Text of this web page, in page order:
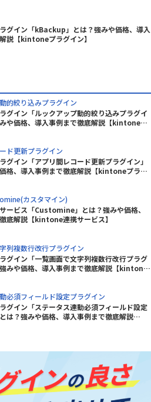
グイン「kBackup」とは？強みや価格、導入
説【kintoneプラグイン】
的絞り込みプラグイン
グイン「ルックアップ動的絞り込みプラグイ
や価格、導入事例まで徹底解説【kintoneプ
ド更新プラグイン
イン「アプリ間レコード更新プラグイン」
格、導入事例まで徹底解説【kintoneプラグ
カスタマイン)
ービス「Customine」とは？強みや価格、
底解説【kintone連携サービス】
列複数行改行プラグイン
グイン「一覧画面で文字列複数行改行プラグ
みや価格、導入事例まで徹底解説【kintone
必須フィールド設定プラグイン
グイン「ステータス連動必須フィールド設定
は？強みや価格、導入事例まで徹底解説